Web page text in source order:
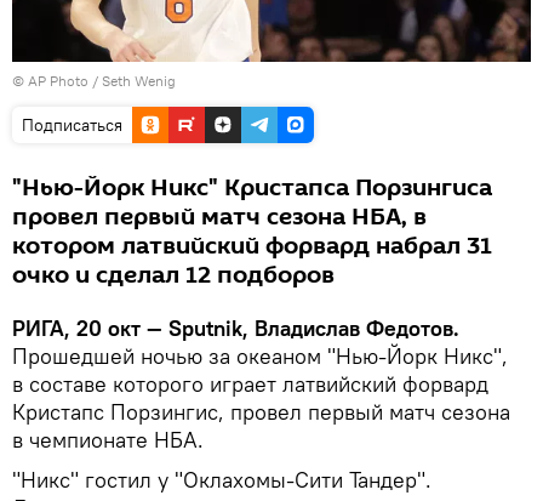
© AP Photo / Seth Wenig
Подписаться
"Нью-Йорк Никс" Кристапса Порзингиса
провел первый матч сезона НБА, в
котором латвийский форвард набрал 31
очко и сделал 12 подборов
РИГА, 20 окт — Sputnik, Владислав Федотов.
Прошедшей ночью за океаном "Нью-Йорк Никс",
в составе которого играет латвийский форвард
Кристапс Порзингис, провел первый матч сезона
в чемпионате НБА.
"Никс" гостил у "Оклахомы-Сити Тандер".